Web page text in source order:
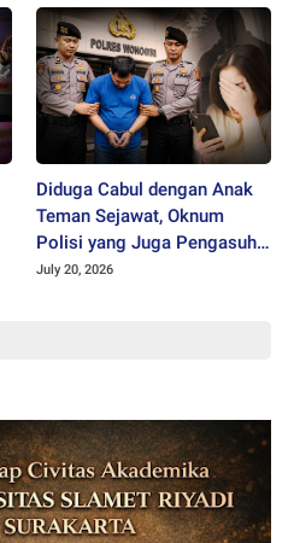
Diduga Cabul dengan Anak
Teman Sejawat, Oknum
Polisi yang Juga Pengasuh
Ponpes Ditahan Polres
July 20, 2026